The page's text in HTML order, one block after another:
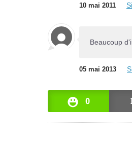
10 mai 2011
Beaucoup
05 mai 2013
0